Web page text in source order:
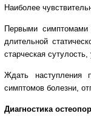
Наиболее
Первыми симптомами
длительной
старческая
Ждать наступления
симптомов болезни,
Диагностика